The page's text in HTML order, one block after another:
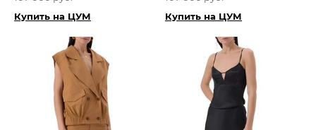
Купить на ЦУМ Купить на ЦУМ